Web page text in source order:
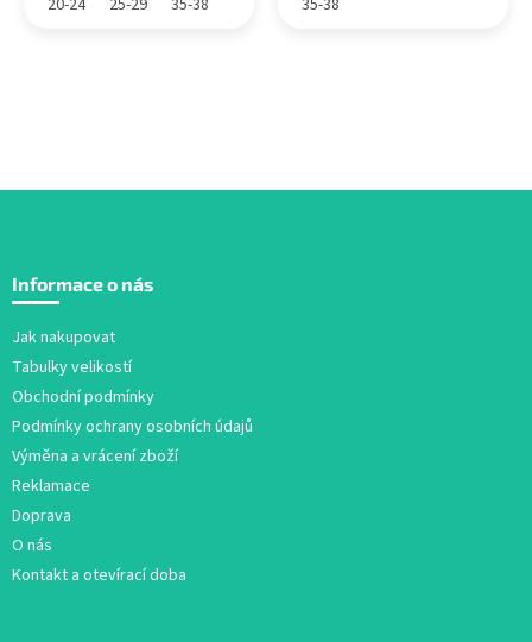
p
Informace o nás
Jak nakupovat
Tabulky velikostí
Obchodní podmínky
Podmínky ochrany osobních údajů
Výměna a vrácení zboží
Reklamace
Doprava
O nás
Kontakt a otevírací doba